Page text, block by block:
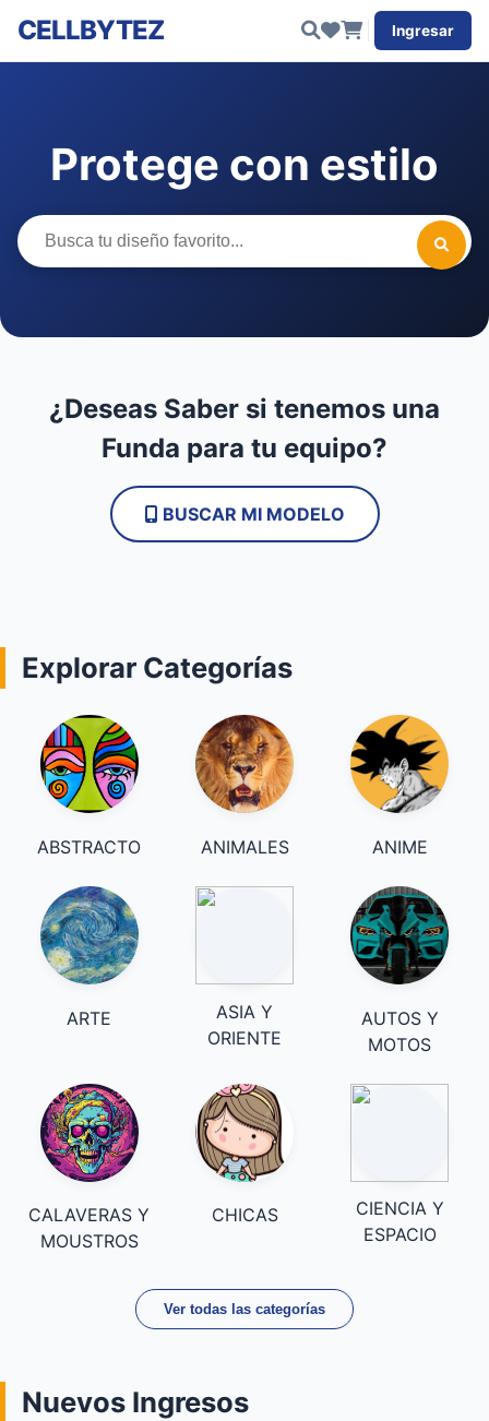
CELLBYTEZ Ingresar
Protege con estilo
¿Deseas Saber si tenemos una
Funda para tu equipo?
BUSCAR MI MODELO
Explorar Categorías
ABSTRACTO ANIMALES ANIME
ARTE
ASIA Y
ORIENTE
AUTOS Y
MOTOS
CALAVERAS Y
MOUSTROS
CHICAS
CIENCIA Y
ESPACIO
Ver todas las categorías
Nuevos Ingresos